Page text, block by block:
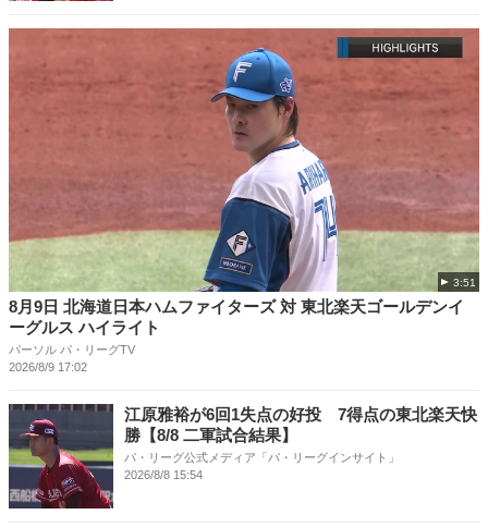
3:51
8月9日 北海道日本ハムファイターズ 対 東北楽天ゴールデンイ
ーグルス ハイライト
パーソル パ・リーグTV
2026/8/9 17:02
江原雅裕が6回1失点の好投 7得点の東北楽天快
勝【8/8 二軍試合結果】
パ・リーグ公式メディア「パ・リーグインサイト」
2026/8/8 15:54